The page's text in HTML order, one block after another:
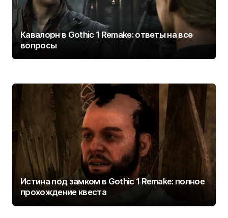
Кавалорн в Gothic 1 Remake: ответы на все
вопросы
Истина под замком в Gothic 1 Remake: полное
прохождение квеста